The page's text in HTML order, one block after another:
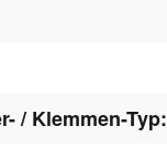
/ Klemmen-Typ: